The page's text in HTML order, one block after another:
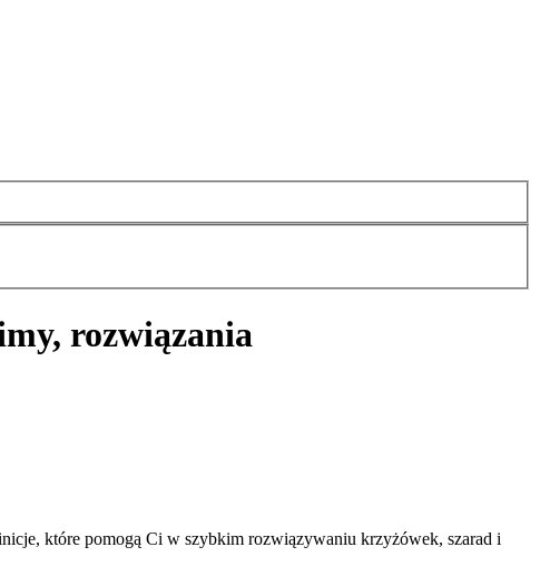
rozwiązania
które pomogą Ci w szybkim rozwiązywaniu krzyżówek, szarad i